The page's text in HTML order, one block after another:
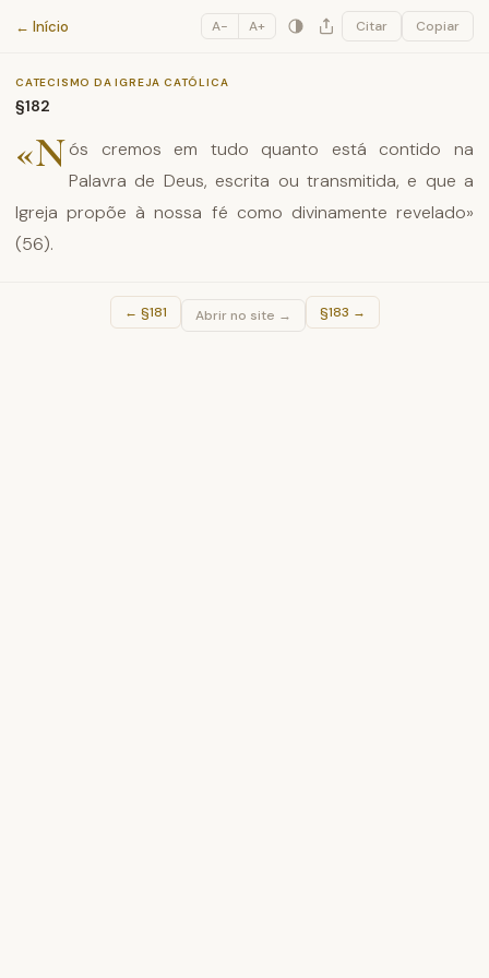
Catecismo da Igreja Católica
← Início A− A+ Citar Copiar
CATECISMO DA IGREJA CATÓLICA
§182
«Nós cremos em tudo quanto está contido na
Palavra de Deus, escrita ou transmitida, e que a
Igreja propõe à nossa fé como divinamente revelado»
(56).
← §181 Abrir no site → §183 →